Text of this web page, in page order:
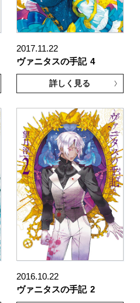
2017.11.22
ヴァニタスの手記 4
詳しく見る
2016.10.22
ヴァニタスの手記 2